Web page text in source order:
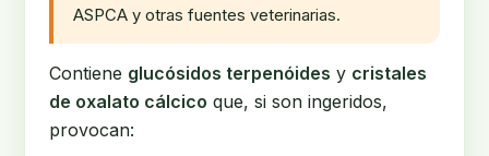
ASPCA y otras fuentes veterinarias.
Contiene glucósidos terpenóides y cristales
de oxalato cálcico que, si son ingeridos,
provocan: